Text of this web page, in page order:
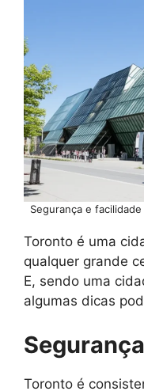
Segurança e
Toronto é uma
qualquer grande
E, sendo uma
algumas dicas
Segurança
Toronto é